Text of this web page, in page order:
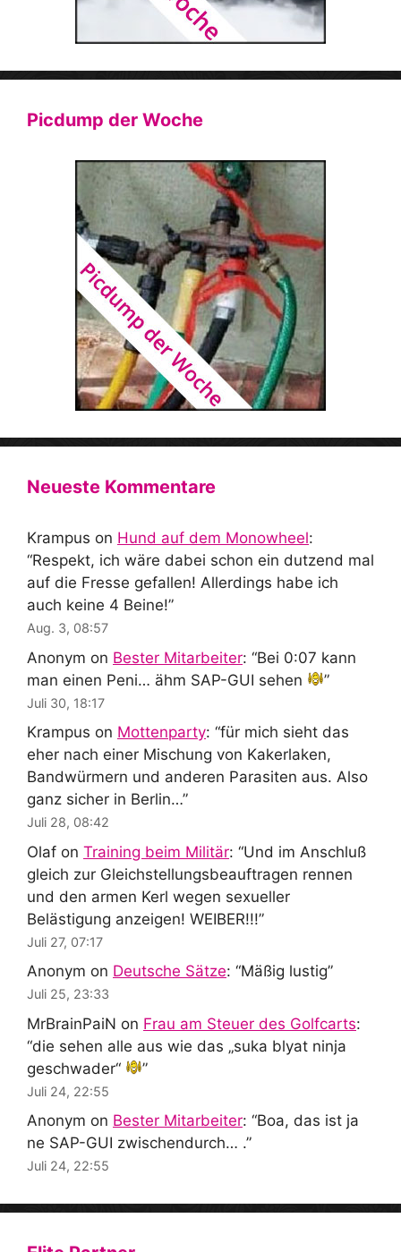
Picdump der Woche
Neueste Kommentare
Krampus on Hund auf dem Monowheel:
“Respekt, ich wäre dabei schon ein dutzend mal
auf die Fresse gefallen! Allerdings habe ich
auch keine 4 Beine!”
Aug. 3, 08:57
Anonym on Bester Mitarbeiter: “Bei 0:07 kann
man einen Peni… ähm SAP-GUI sehen
”
Juli 30, 18:17
Krampus on Mottenparty: “für mich sieht das
eher nach einer Mischung von Kakerlaken,
Bandwürmern und anderen Parasiten aus. Also
ganz sicher in Berlin…”
Juli 28, 08:42
Olaf on Training beim Militär: “Und im Anschluß
gleich zur Gleichstellungsbeauftragen rennen
und den armen Kerl wegen sexueller
Belästigung anzeigen! WEIBER!!!”
Juli 27, 07:17
Anonym on Deutsche Sätze: “Mäßig lustig”
Juli 25, 23:33
MrBrainPaiN on Frau am Steuer des Golfcarts:
“die sehen alle aus wie das „suka blyat ninja
geschwader“
”
Juli 24, 22:55
Anonym on Bester Mitarbeiter: “Boa, das ist ja
ne SAP-GUI zwischendurch… .”
Juli 24, 22:55